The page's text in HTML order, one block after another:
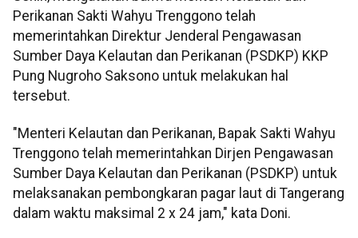
Perikanan Sakti Wahyu Trenggono telah
memerintahkan Direktur Jenderal Pengawasan
Sumber Daya Kelautan dan Perikanan (PSDKP) KKP
Pung Nugroho Saksono untuk melakukan hal
tersebut.
"Menteri Kelautan dan Perikanan, Bapak Sakti Wahyu
Trenggono telah memerintahkan Dirjen Pengawasan
Sumber Daya Kelautan dan Perikanan (PSDKP) untuk
melaksanakan pembongkaran pagar laut di Tangerang
dalam waktu maksimal 2 x 24 jam," kata Doni.